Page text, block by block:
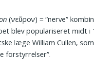
(νεῦρον) = “nerve”
blev populariseret midt i
læge William Cullen,
forstyrrelser”.